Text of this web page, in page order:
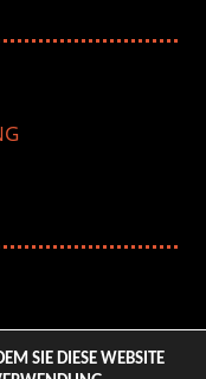
SIE DIESE WEBSITE